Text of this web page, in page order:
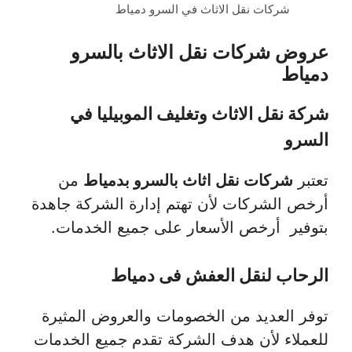
شركات نقل الاثاث في السرو دمياط
عروض شركات نقل الاثاث بالسرو
دمياط
شركة نقل الاثاث وتغليف الموبيليا في
السرو
تعتبر شركات نقل اثاث بالسرو بدمياط من
أرخص الشركات لأن تهتم إدارة الشركة جاهدة
بتوفير أرخص الأسعار على جميع الخدمات.
الرحاب لنقل العفش فى دمياط
توفر العديد من الخصومات والعروض المثيرة
للعملاء لأن هدف الشركة تقدم جميع الخدمات